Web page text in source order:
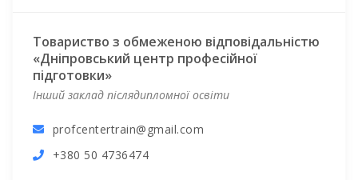
Товариство з обмеженою відповідальністю
«Дніпровський центр професійної
підготовки»
Інший заклад післядипломної освіти
profcentertrain@gmail.com
+380 50 4736474